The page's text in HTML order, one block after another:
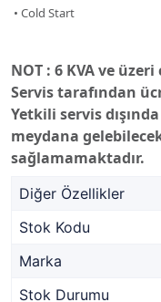
• Cold Start
NOT : 6 KVA ve
Servis tarafından
Yetkili servis
meydana
sağlamamaktadır.
Diğer Özellikler
Stok Kodu
Marka
Stok Durumu